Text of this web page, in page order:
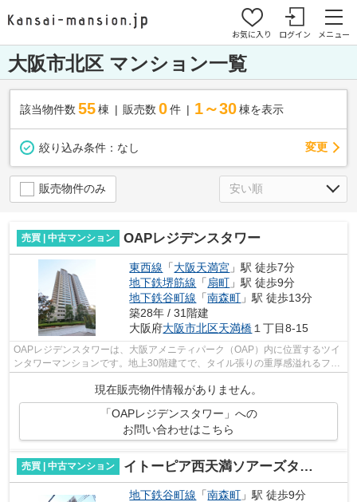
お気に入り ログイン メニュー
大阪市北区 マンション一覧
該当物件数 55棟 販売数 0 件 1～30 棟を表示
絞り込み条件： なし 変更
販売物件のみ
売買 | 中古マンション OAPレジデンスタワー
東西線 「大阪天満宮 」駅 徒歩7分
地下鉄堺筋線 「 扇町 」駅 徒歩9分
地下鉄谷町線 「南森町 」駅 徒歩13分
築28年 / 31階建
大阪府大阪市北区天満橋 １丁目8-15
OAPレジデンスタワーは、大阪アメニティパーク（OAP）内に位置するツイ
ンタワーマンションです。地上30階建てで、タイル張りの重厚感溢れるフォ
現在販売物件情報がありません。
「OAPレジデンスタワー」への
お問い合わせはこちら
売買 | 中古マンション イトーピア西天満ソアーズタワー
地下鉄谷町線 「南森町 」駅 徒歩9分